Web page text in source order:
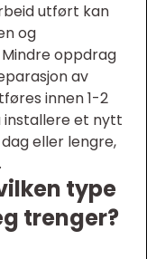
utført kan
og
oppdrag
av
innen 1-2
installere et nytt
eller lengre,
type
trenger?